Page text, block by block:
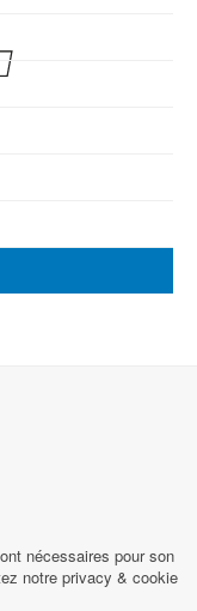
nécessaires pour son
notre privacy & cookie